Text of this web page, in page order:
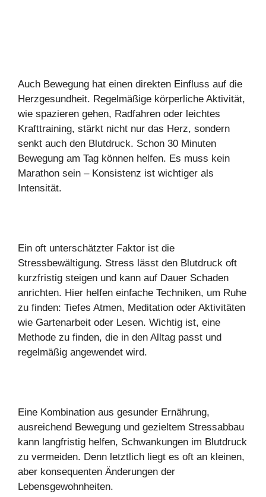
Auch Bewegung hat einen direkten Einfluss auf die
Herzgesundheit. Regelmäßige körperliche Aktivität,
wie spazieren gehen, Radfahren oder leichtes
Krafttraining, stärkt nicht nur das Herz, sondern
senkt auch den Blutdruck. Schon 30 Minuten
Bewegung am Tag können helfen. Es muss kein
Marathon sein – Konsistenz ist wichtiger als
Intensität.
Ein oft unterschätzter Faktor ist die
Stressbewältigung. Stress lässt den Blutdruck oft
kurzfristig steigen und kann auf Dauer Schaden
anrichten. Hier helfen einfache Techniken, um Ruhe
zu finden: Tiefes Atmen, Meditation oder Aktivitäten
wie Gartenarbeit oder Lesen. Wichtig ist, eine
Methode zu finden, die in den Alltag passt und
regelmäßig angewendet wird.
Eine Kombination aus gesunder Ernährung,
ausreichend Bewegung und gezieltem Stressabbau
kann langfristig helfen, Schwankungen im Blutdruck
zu vermeiden. Denn letztlich liegt es oft an kleinen,
aber konsequenten Änderungen der
Lebensgewohnheiten.